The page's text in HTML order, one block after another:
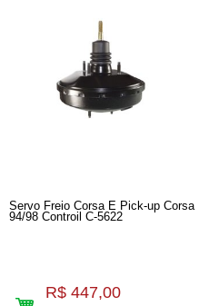
Servo Freio Corsa E Pick-up Corsa
94/98 Controil C-5622
R$ 447,00